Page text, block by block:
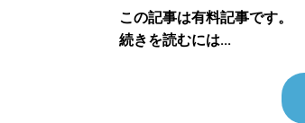
この記事は有料記事です。
続きを読むには...